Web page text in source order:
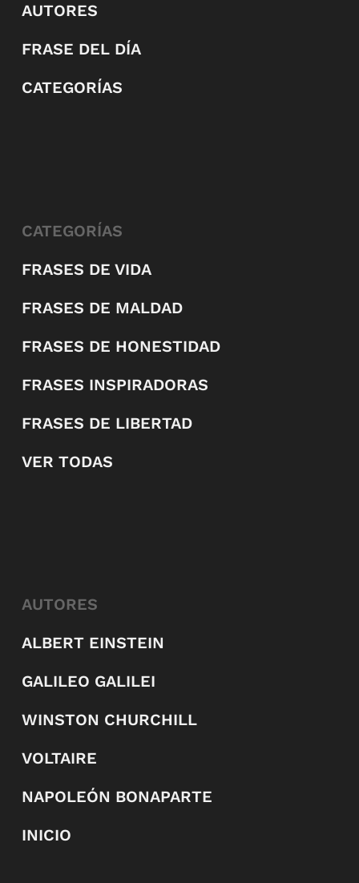
AUTORES
FRASE DEL DÍA
CATEGORÍAS
CATEGORÍAS
FRASES DE VIDA
FRASES DE MALDAD
FRASES DE HONESTIDAD
FRASES INSPIRADORAS
FRASES DE LIBERTAD
VER TODAS
AUTORES
ALBERT EINSTEIN
GALILEO GALILEI
WINSTON CHURCHILL
VOLTAIRE
NAPOLEÓN BONAPARTE
INICIO